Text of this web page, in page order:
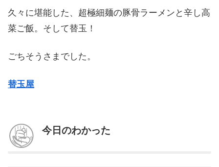
久々に堪能した、超極細麺の豚骨ラーメンと辛し高
菜ご飯。そして替玉！
ごちそうさまでした。
替玉屋
今日のわかった